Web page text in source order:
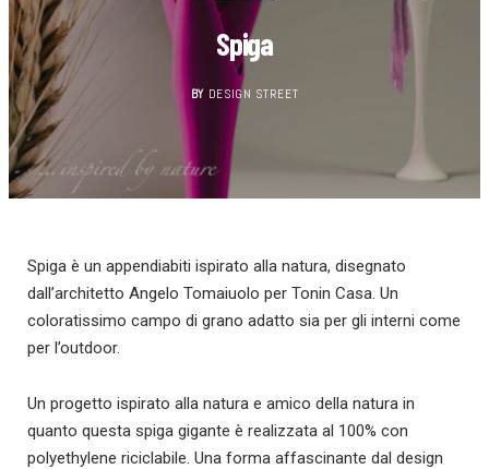
Spiga
BY DESIGN STREET
Spiga è un appendiabiti ispirato alla natura, disegnato
dall’architetto Angelo Tomaiuolo per Tonin Casa. Un
coloratissimo campo di grano adatto sia per gli interni come
per l’outdoor.
Un progetto ispirato alla natura e amico della natura in
quanto questa spiga gigante è realizzata al 100% con
polyethylene riciclabile. Una forma affascinante dal design